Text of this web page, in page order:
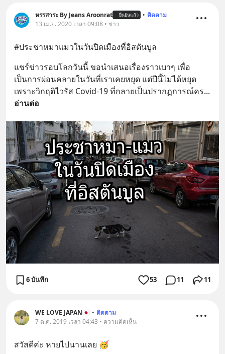
หรรสาระ By Jeans Aroonrat ยืนยันแล้ว • ติดตาม
13 เม.ย. 2020 เวลา 09:08 • ข่าว
#ประชาหมาแมวในวันปิดเมืองที่อิสตันบูล
แชร์ข่าวรอบโลกวันนี้ ขอนำเสนอเรื่องราวเบาๆ เพื่อ
เป็นการผ่อนคลายในวันที่เราเคยหยุด แต่ปีนี้ไม่ได้หยุด
เพราะวิกฤติไวรัส Covid-19 ที่กลายเป็นปรากฏการณ์คร
อ่านต่อ
6 บันทึก 53 11 11
WE LOVE JAPAN🇯🇵 • ติดตาม
7 ต.ค. 2019 เวลา 04:43 • ความคิดเห็น
สวัสดีค่ะ หายไปนานเลย 🥳